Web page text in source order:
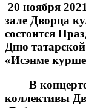
20 ноября
зале Дворца
состоится
Дню
«Исэнме
В концерте
коллективы